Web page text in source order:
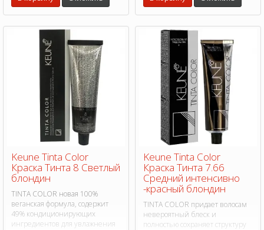
Keune Tinta Color
Краска Тинта 8 Светлый
блондин
TINTA COLOR новая 100%
веганская формула, содержит
49% кондиционирующих
ингредиентов для увлажнения
Keune Tinta Color
Краска Тинта 7.66
Средний интенсивно
-красный блондин
TINTA COLOR придает волосам
невероятный блеск и
полностью сохраняет структуру